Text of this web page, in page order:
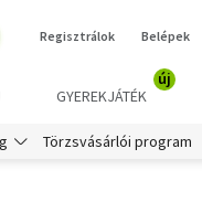
Regisztrálok Belépek
GYEREKJÁTÉK
új
Törzsvásárlói program